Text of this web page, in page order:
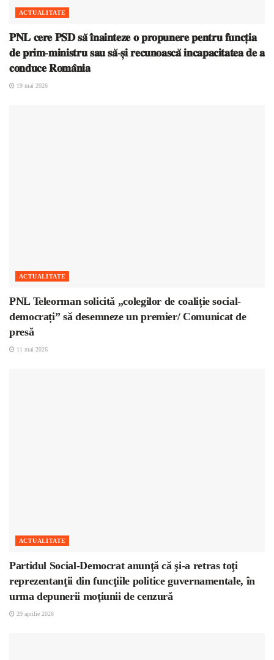
ACTUALITATE
𝐏𝐍𝐋 𝐜𝐞𝐫𝐞 𝐏𝐒𝐃 𝐬𝐚̆ 𝐢̂𝐧𝐚𝐢𝐧𝐭𝐞𝐳𝐞 𝐨 𝐩𝐫𝐨𝐩𝐮𝐧𝐞𝐫𝐞 𝐩𝐞𝐧𝐭𝐫𝐮 𝐟𝐮𝐧𝐜𝐭̦𝐢𝐚
𝐝𝐞 𝐩𝐫𝐢𝐦-𝐦𝐢𝐧𝐢𝐬𝐭𝐫𝐮 𝐬𝐚𝐮 𝐬𝐚̆-𝐬̦𝐢 𝐫𝐞𝐜𝐮𝐧𝐨𝐚𝐬𝐜𝐚̆ 𝐢𝐧𝐜𝐚𝐩𝐚𝐜𝐢𝐭𝐚𝐭𝐞𝐚 𝐝𝐞 𝐚
𝐜𝐨𝐧𝐝𝐮𝐜𝐞 𝐑𝐨𝐦𝐚̂𝐧𝐢𝐚
19 mai 2026
ACTUALITATE
PNL Teleorman solicită „colegilor de coaliție social-
democrați” să desemneze un premier/ Comunicat de
presă
11 mai 2026
ACTUALITATE
Partidul Social-Democrat anunţă că şi-a retras toţi
reprezentanţii din funcţiile politice guvernamentale, în
urma depunerii moţiunii de cenzură
29 aprilie 2026